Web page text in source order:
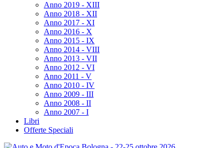
Anno 2019 - XIII
Anno 2018 - XII
Anno 2017 - XI
Anno 2016 - X
Anno 2015 - IX
Anno 2014 - VIII
Anno 2013 - VII
Anno 2012 - VI
Anno 2011 - V
Anno 2010 - IV
Anno 2009 - III
Anno 2008 - II
Anno 2007 - I
Libri
Offerte Speciali